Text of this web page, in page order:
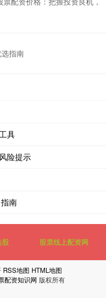
指南
具
险提示
南
股票线上配资网
RSS地图 HTML地图
配资知识网 版权所有